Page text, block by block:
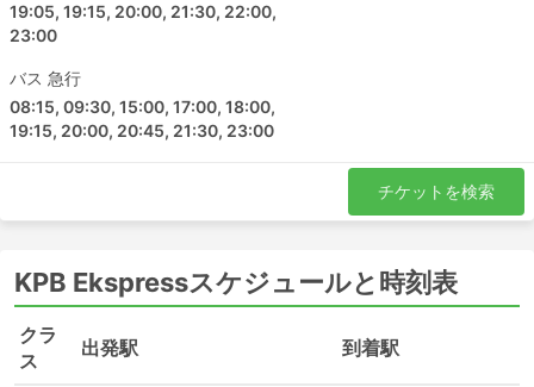
19:05, 19:15, 20:00, 21:30, 22:00,
23:00
バス 急行
08:15, 09:30, 15:00, 17:00, 18:00,
19:15, 20:00, 20:45, 21:30, 23:00
チケットを検索
KPB Ekspressスケジュールと時刻表
クラ
ス
出発駅 到着駅